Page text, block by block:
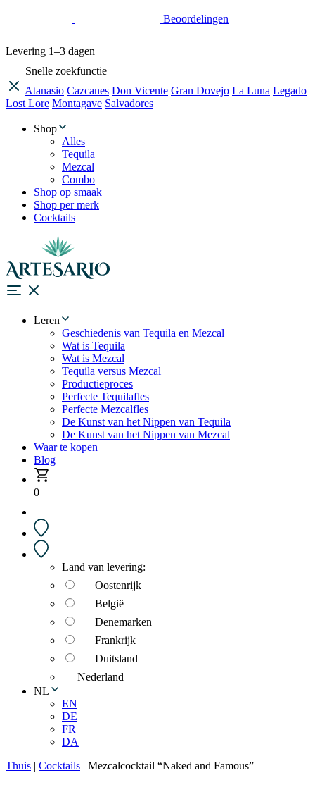
Beoordelingen
Levering 1–3 dagen
Snelle zoekfunctie
Atanasio Cazcanes Don Vicente Gran Dovejo La Luna Legado
Lost Lore Montagave Salvadores
Shop
Alles
Tequila
Mezcal
Combo
Shop op smaak
Shop per merk
Cocktails
Leren
Geschiedenis van Tequila en Mezcal
Wat is Tequila
Wat is Mezcal
Tequila versus Mezcal
Productieproces
Perfecte Tequilafles
Perfecte Mezcalfles
De Kunst van het Nippen van Tequila
De Kunst van het Nippen van Mezcal
Waar te kopen
Blog
0
Land van levering:
Oostenrijk
België
Denemarken
Frankrijk
Duitsland
Nederland
NL
EN
DE
FR
DA
Thuis | Cocktails | Mezcalcocktail “Naked and Famous”